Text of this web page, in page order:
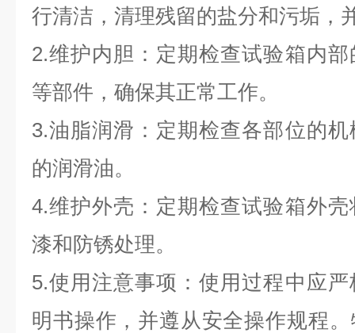
行清洁，清理残留的盐分和污垢，
2.维护内胆：定期检查试验箱内
等部件，确保其正常工作。
3.油脂润滑：定期检查各部位的
的润滑油。
4.维护外壳：定期检查试验箱外
漆和防锈处理。
5.使用注意事项：使用过程中应
明书操作，并遵从安全操作规程